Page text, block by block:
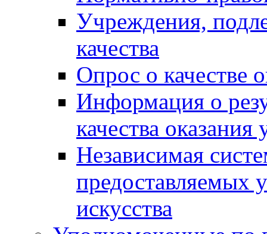
Учреждения,
качества
Опрос о качестве
Информация о
качества оказания
Независимая
предоставляемых
искусства